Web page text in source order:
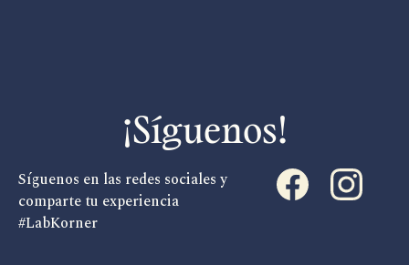
¡Síguenos!
Síguenos en las redes sociales y
comparte tu experiencia
#LabKorner